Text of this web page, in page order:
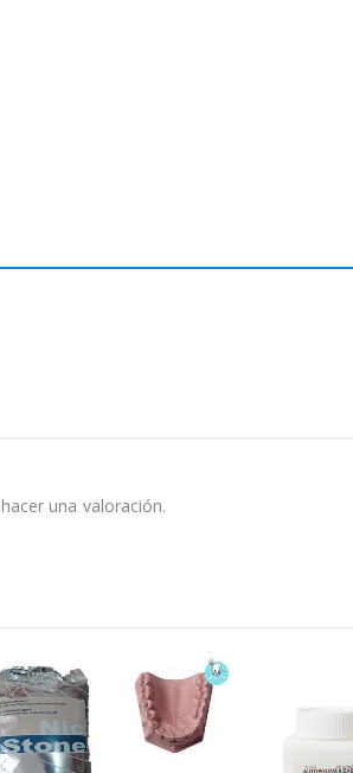
una valoración.